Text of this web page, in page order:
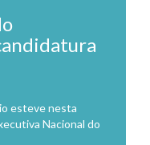
esteve nesta
Nacional do